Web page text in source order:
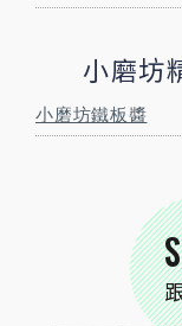
小磨坊
小磨坊鐵板醬
STEP01
食材準備
02
洋蔥切絲
切段備用。